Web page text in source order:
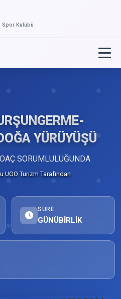
Spor Kulübü
YÜRÜYÜŞÜ
SORUMLULUĞUNDA
UGO Turizm Tarafından
SÜRE
GÜNÜBİRLİK